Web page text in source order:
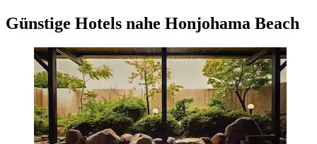
Günstige Hotels nahe Honjohama Beach